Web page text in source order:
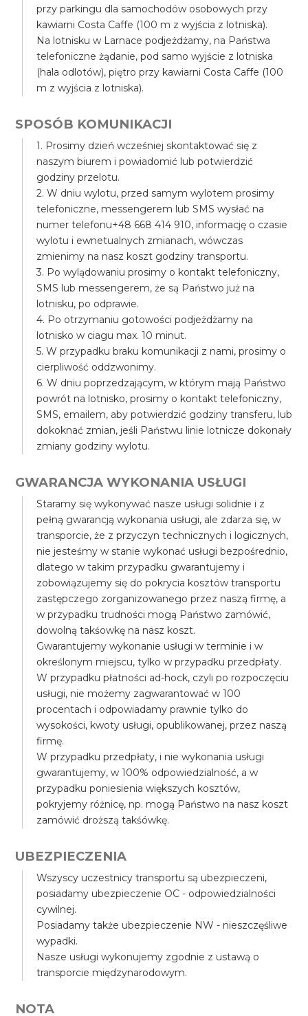
przy parkingu dla samochodów osobowych przy
kawiarni Costa Caffe (100 m z wyjścia z lotniska).
Na lotnisku w Larnace podjeżdżamy, na Państwa
telefoniczne żądanie, pod samo wyjście z lotniska
(hala odlotów), piętro przy kawiarni Costa Caffe (100
m z wyjścia z lotniska).
SPOSÓB KOMUNIKACJI
1. Prosimy dzień wcześniej skontaktować się z
naszym biurem i powiadomić lub potwierdzić
godziny przelotu.
2. W dniu wylotu, przed samym wylotem prosimy
telefoniczne, messengerem lub SMS wysłać na
numer telefonu+48 668 414 910, informację o czasie
wylotu i ewnetualnych zmianach, wówczas
zmienimy na nasz koszt godziny transportu.
3. Po wylądowaniu prosimy o kontakt telefoniczny,
SMS lub messengerem, że są Państwo już na
lotnisku, po odprawie.
4. Po otrzymaniu gotowości podjeżdżamy na
lotnisko w ciagu max. 10 minut.
5. W przypadku braku komunikacji z nami, prosimy o
cierpliwość oddzwonimy.
6. W dniu poprzedzającym, w którym mają Państwo
powrót na lotnisko, prosimy o kontakt telefoniczny,
SMS, emailem, aby potwierdzić godziny transferu, lub
dokoknać zmian, jeśli Państwu linie lotnicze dokonały
zmiany godziny wylotu.
GWARANCJA WYKONANIA USŁUGI
Staramy się wykonywać nasze usługi solidnie i z
pełną gwarancją wykonania usługi, ale zdarza się, w
transporcie, że z przyczyn technicznych i logicznych,
nie jesteśmy w stanie wykonać usługi bezpośrednio,
dlatego w takim przypadku gwarantujemy i
zobowiązujemy się do pokrycia kosztów transportu
zastępczego zorganizowanego przez naszą firmę, a
w przypadku trudności mogą Państwo zamówić,
dowolną takśowkę na nasz koszt.
Gwarantujemy wykonanie usługi w terminie i w
określonym miejscu, tylko w przypadku przedpłaty.
W przypadku płatności ad-hock, czyli po rozpoczęciu
usługi, nie możemy zagwarantować w 100
procentach i odpowiadamy prawnie tylko do
wysokości, kwoty usługi, opublikowanej, przez naszą
firmę.
W przypadku przedpłaty, i nie wykonania usługi
gwarantujemy, w 100% odpowiedzialność, a w
przypadku poniesienia większych kosztów,
pokryjemy różnicę, np. mogą Państwo na nasz koszt
zamówić droższą takśówkę.
UBEZPIECZENIA
Wszyscy uczestnicy transportu są ubezpieczeni,
posiadamy ubezpieczenie OC - odpowiedzialności
cywilnej.
Posiadamy także ubezpieczenie NW - nieszczęśliwe
wypadki.
Nasze usługi wykonujemy zgodnie z ustawą o
transporcie międzynarodowym.
NOTA